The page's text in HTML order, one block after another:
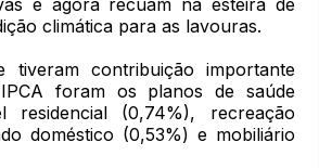
climática para as lavouras.
tiveram contribuição importante
foram os planos de saúde
residencial (0,74%), recreação
doméstico (0,53%) e mobiliário